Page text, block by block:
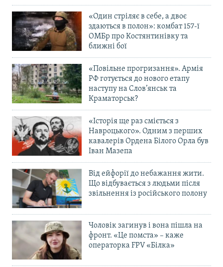
«Один стріляє в себе, а двоє
здаються в полон»: комбат 157-ї
ОМБр про Костянтинівку та
ближні бої
«Повільне прогризання». Армія
РФ готується до нового етапу
наступу на Слов’янськ та
Краматорськ?
«Історія ще раз сміється з
Навроцького». Одним з перших
кавалерів Ордена Білого Орла був
Іван Мазепа
Від ейфорії до небажання жити.
Що відбувається з людьми після
звільнення із російського полону
Чоловік загинув і вона пішла на
фронт. «Це помста» – каже
операторка FPV «Білка»